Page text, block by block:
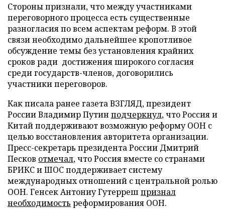
Стороны признали, что между участниками
переговорного процесса есть существенные
разногласия по всем аспектам реформ. В этой
связи необходимо дальнейшее кропотливое
обсуждение темы без установления крайних
сроков ради достижения широкого согласия
среди государств-членов, договорились
участники переговоров.
Как писала ранее газета ВЗГЛЯД, президент
России Владимир Путин подчеркнул, что Россия и
Китай поддерживают возможную реформу ООН с
целью восстановления авторитета организации.
Пресс-секретарь президента России Дмитрий
Песков отмечал, что Россия вместе со странами
БРИКС и ШОС поддерживает систему
международных отношений с центральной ролью
ООН. Генсек Антониу Гутерреш признал
необходимость реформирования ООН.